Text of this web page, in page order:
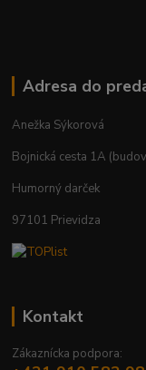
Adresa do
Anežka Sýkorová
Bojnická cesta 1A
Humorný darček
97101 Prievidza
Kontakt
Zákaznícka podpora: